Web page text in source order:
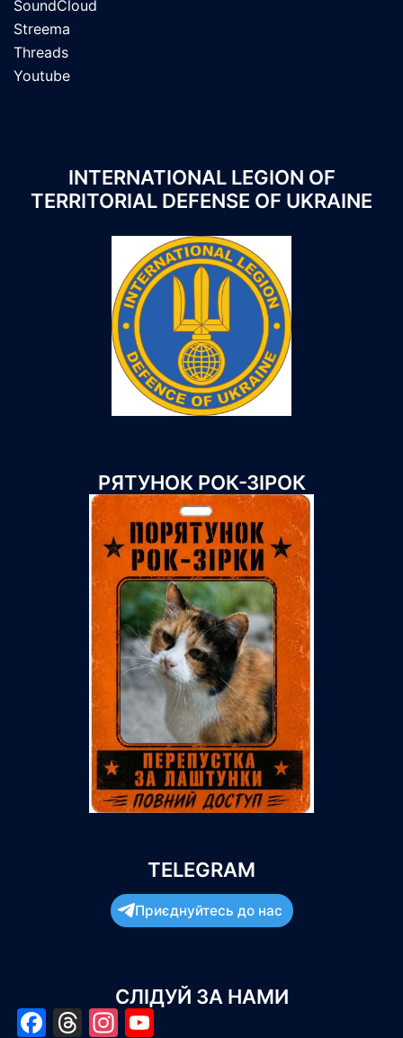
SoundCloud
Streema
Threads
Youtube
INTERNATIONAL LEGION OF
TERRITORIAL DEFENSE OF UKRAINE
РЯТУНОК РОК-ЗІРОК
TELEGRAM
Приєднуйтесь до нас
СЛІДУЙ ЗА НАМИ
Facebook
Threads
Instagram